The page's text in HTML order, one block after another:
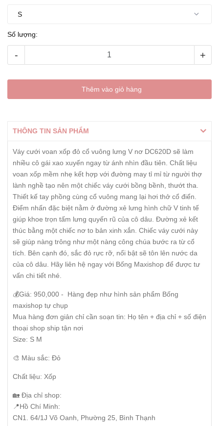
Số lượng:
- +
Thêm vào giỏ hàng
THÔNG TIN SẢN PHẨM
Váy cưới voan xốp đỏ cổ vuông lưng V nơ DC620D sẽ làm
nhiều cô gái xao xuyến ngay từ ánh nhìn đầu tiên. Chất liệu
voan xốp mềm nhẹ kết hợp với đường may tỉ mỉ từ người thợ
lành nghề tạo nên một chiếc váy cưới bồng bềnh, thướt tha.
Thiết kế tay phồng cùng cổ vuông mang lại hơi thở cổ điển.
Điểm nhấn đặc biệt nằm ở đường xẻ lưng hình chữ V tinh tế
giúp khoe trọn tấm lưng quyến rũ của cô dâu. Đường xẻ kết
thúc bằng một chiếc nơ to bản xinh xắn. Chiếc váy cưới này
sẽ giúp nàng trông như một nàng công chúa bước ra từ cổ
tích. Bên cạnh đó, sắc đỏ rực rỡ, nổi bật sẽ tôn lên nước da
của cô dâu. Hãy liên hệ ngay với Bống Maxishop để được tư
vấn chi tiết nhé.
💰Giá: 950,000 - Hàng đẹp như hình sản phẩm Bống
maxishop tự chụp
Mua hàng đơn giản chỉ cần soạn tin: Họ tên + địa chỉ + số điện
thoại shop ship tận nơi
Size: S M
🎨 Màu sắc: Đỏ
Chất liệu: Xốp
🏡 Địa chỉ shop:
📍Hồ Chí Minh:
CN1. 64/1J Võ Oanh, Phường 25, Bình Thạnh